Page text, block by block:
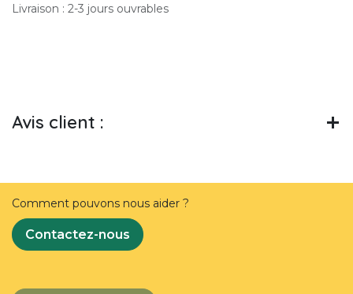
Livraison : 2-3 jours ouvrables
Avis client :
Comment pouvons nous aider ?
Contactez-nous